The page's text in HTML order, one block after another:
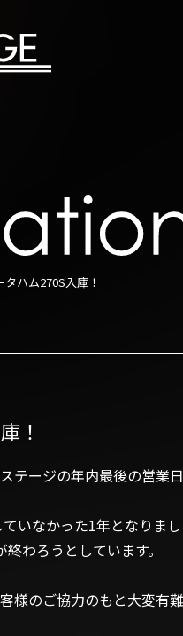
ハム270S入庫！
！
テージの年内最後の営業日
いなかった1年となりまし
わろうとしています。
様のご協力のもと大変有